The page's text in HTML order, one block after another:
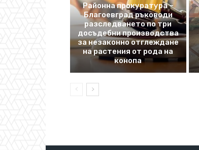
Районна прокуратура –
Благоевград ръководи
разследването по три
досъдебни производства
за незаконно отглеждане
на растения от рода на
конопа